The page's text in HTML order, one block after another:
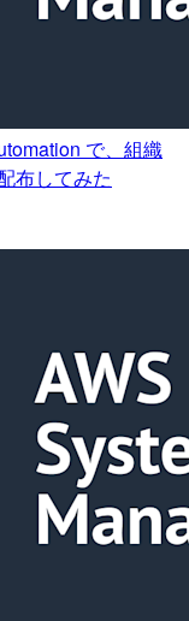
で、組織
布してみた